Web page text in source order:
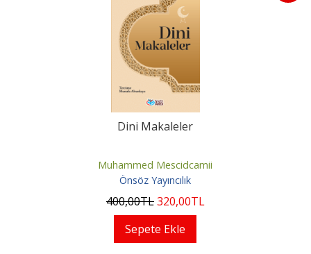
Dini Makaleler
Muhammed Mescidcamii
Önsöz Yayıncılık
400,00TL320,00TL
Sepete Ekle